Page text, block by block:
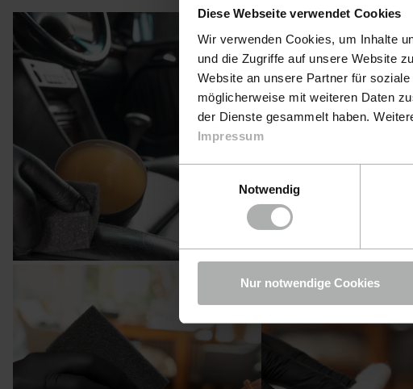
Diese Webseite verwendet Cookies
Wir verwenden Cookies, um Inhalte
und die Zugriffe auf unsere Website
Website an unsere Partner für
möglicherweise mit weiteren Daten
der Dienste gesammelt haben.
Impressum
Notwendig
Nur notwendige Cookies